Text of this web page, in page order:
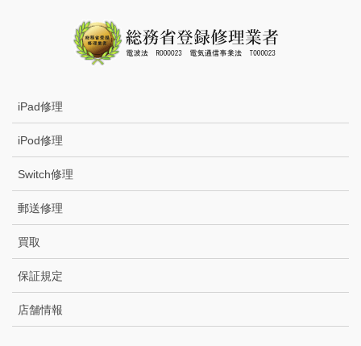
iPad修理
iPod修理
Switch修理
郵送修理
買取
保証規定
店舗情報